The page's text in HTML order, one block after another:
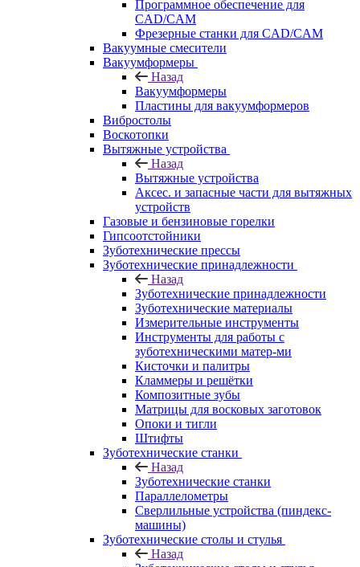
Программное обеспечение для
CAD/CAM
Фрезерные станки для CAD/CAM
Вакуумные смесители
Вакуумформеры
Назад
Вакуумформеры
Пластины для вакуумформеров
Вибростолы
Воскотопки
Вытяжные устройства
Назад
Вытяжные устройства
Аксес. и запасные части для вытяжных
устройств
Газовые и бензиновые горелки
Гипсоотстойники
Зуботехнические прессы
Зуботехнические принадлежности
Назад
Зуботехнические принадлежности
Зуботехнические материалы
Измерительные инструменты
Инструменты для работы с
зуботехническими матер-ми
Кисточки и палитры
Кламмеры и решётки
Композитные зубы
Матрицы для восковых заготовок
Опоки и тигли
Штифты
Зуботехнические станки
Назад
Зуботехнические станки
Параллелометры
Сверлильные устройства (пиндекс-
машины)
Зуботехнические столы и стулья
Назад